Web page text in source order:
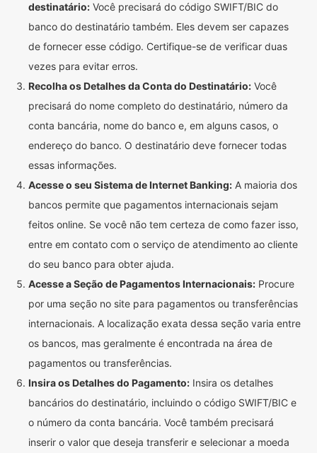
destinatário: Você precisará do código SWIFT/BIC do
banco do destinatário também. Eles devem ser capazes
de fornecer esse código. Certifique-se de verificar duas
vezes para evitar erros.
Recolha os Detalhes da Conta do Destinatário: Você
precisará do nome completo do destinatário, número da
conta bancária, nome do banco e, em alguns casos, o
endereço do banco. O destinatário deve fornecer todas
essas informações.
Acesse o seu Sistema de Internet Banking: A maioria dos
bancos permite que pagamentos internacionais sejam
feitos online. Se você não tem certeza de como fazer isso,
entre em contato com o serviço de atendimento ao cliente
do seu banco para obter ajuda.
Acesse a Seção de Pagamentos Internacionais: Procure
por uma seção no site para pagamentos ou transferências
internacionais. A localização exata dessa seção varia entre
os bancos, mas geralmente é encontrada na área de
pagamentos ou transferências.
Insira os Detalhes do Pagamento: Insira os detalhes
bancários do destinatário, incluindo o código SWIFT/BIC e
o número da conta bancária. Você também precisará
inserir o valor que deseja transferir e selecionar a moeda